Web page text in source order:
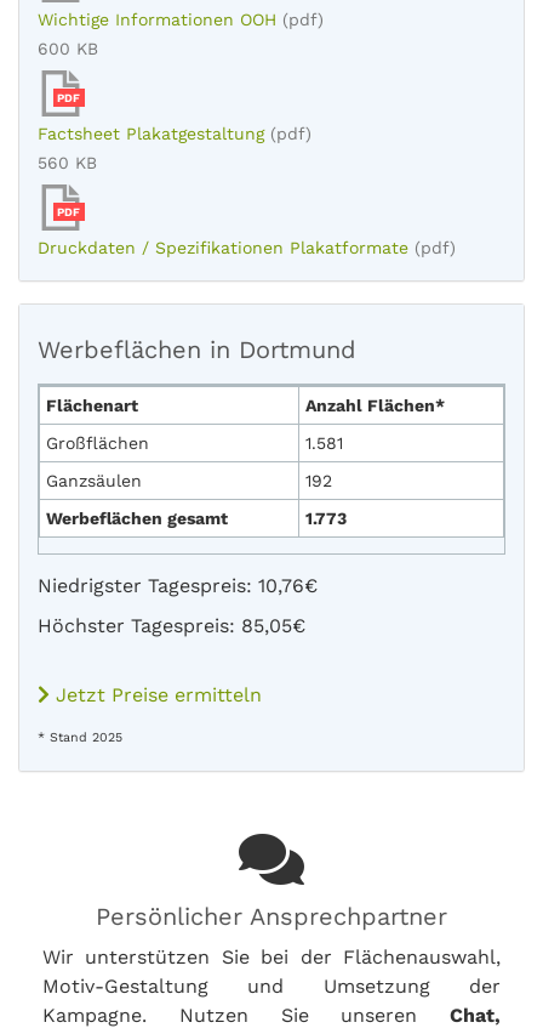
Wichtige Informationen OOH (pdf)
600 KB
PDF
Factsheet Plakatgestaltung (pdf)
560 KB
PDF
Druckdaten / Spezifikationen Plakatformate (pdf)
Werbeflächen in Dortmund
Flächenart
Anzahl Flächen*
Großflächen
1.581
Ganzsäulen
192
Werbeflächen gesamt
1.773
Niedrigster Tagespreis: 10,76€
Höchster Tagespreis: 85,05€
Jetzt Preise ermitteln
* Stand 2025
Persönlicher Ansprechpartner
Wir unterstützen Sie bei der Flächenauswahl,
Motiv-Gestaltung und Umsetzung der
Kampagne. Nutzen Sie unseren Chat,